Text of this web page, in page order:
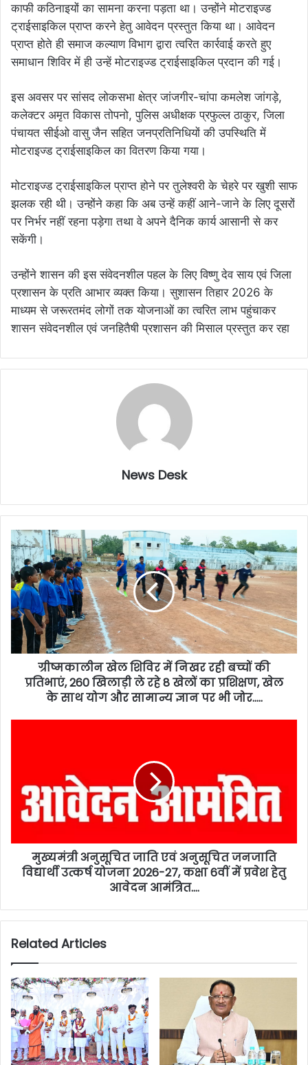
काफी कठिनाइयों का सामना करना पड़ता था। उन्होंने मोटराइज्ड
ट्राईसाइकिल प्राप्त करने हेतु आवेदन प्रस्तुत किया था। आवेदन
प्राप्त होते ही समाज कल्याण विभाग द्वारा त्वरित कार्रवाई करते हुए
समाधान शिविर में ही उन्हें मोटराइज्ड ट्राईसाइकिल प्रदान की गई।
इस अवसर पर सांसद लोकसभा क्षेत्र जांजगीर-चांपा कमलेश जांगड़े,
कलेक्टर अमृत विकास तोपनो, पुलिस अधीक्षक प्रफुल्ल ठाकुर, जिला
पंचायत सीईओ वासु जैन सहित जनप्रतिनिधियों की उपस्थिति में
मोटराइज्ड ट्राईसाइकिल का वितरण किया गया।
मोटराइज्ड ट्राईसाइकिल प्राप्त होने पर तुलेश्वरी के चेहरे पर खुशी साफ
झलक रही थी। उन्होंने कहा कि अब उन्हें कहीं आने-जाने के लिए दूसरों
पर निर्भर नहीं रहना पड़ेगा तथा वे अपने दैनिक कार्य आसानी से कर
सकेंगी।
उन्होंने शासन की इस संवेदनशील पहल के लिए विष्णु देव साय एवं जिला
प्रशासन के प्रति आभार व्यक्त किया। सुशासन तिहार 2026 के
माध्यम से जरूरतमंद लोगों तक योजनाओं का त्वरित लाभ पहुंचाकर
शासन संवेदनशील एवं जनहितैषी प्रशासन की मिसाल प्रस्तुत कर रहा
News Desk
ग्रीष्मकालीन खेल शिविर में निखर रही बच्चों की
प्रतिभाएं, 260 खिलाड़ी ले रहे 8 खेलों का प्रशिक्षण, खेल
के साथ योग और सामान्य ज्ञान पर भी जोर…..
मुख्यमंत्री अनुसूचित जाति एवं अनुसूचित जनजाति
विद्यार्थी उत्कर्ष योजना 2026-27, कक्षा 6वीं में प्रवेश हेतु
आवेदन आमंत्रित….
Related Articles